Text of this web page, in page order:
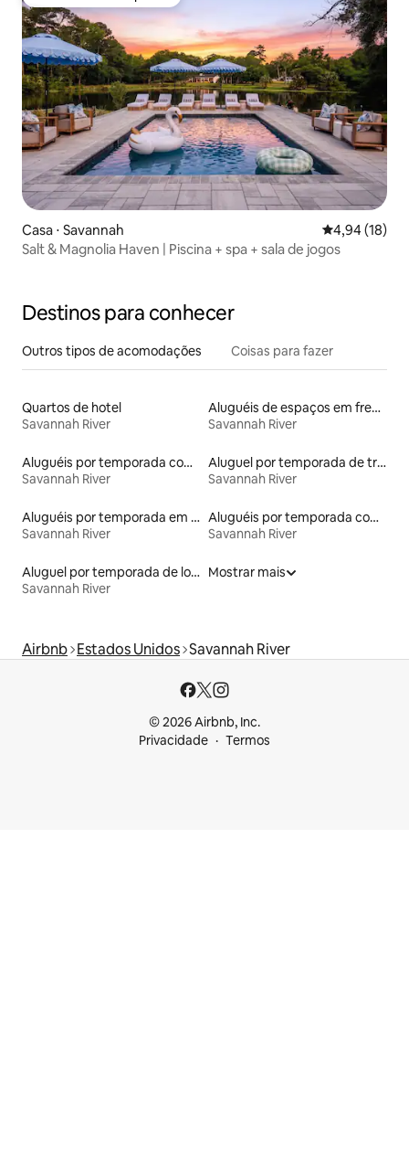
Casa ⋅ Savannah 4,94 de uma
4,94 (18)
Salt & Magnolia Haven | Piscina + spa + sala de jogos
Destinos para conhecer
Outros tipos de acomodações Coisas para fazer
Quartos de hotel
Savannah River
Aluguéis de espaços em frente à praia
Savannah River
Aluguéis por temporada com acesso ao lago
Savannah River
Aluguel por temporada de trailers
Savannah River
Aluguéis por temporada em hotéis-fazenda
Savannah River
Aluguéis por temporada com cama de altura acessível
Savannah River
Aluguel por temporada de lofts
Savannah River
Mostrar mais
Airbnb Estados Unidos Savannah River
© 2026 Airbnb, Inc.
Privacidade
Termos